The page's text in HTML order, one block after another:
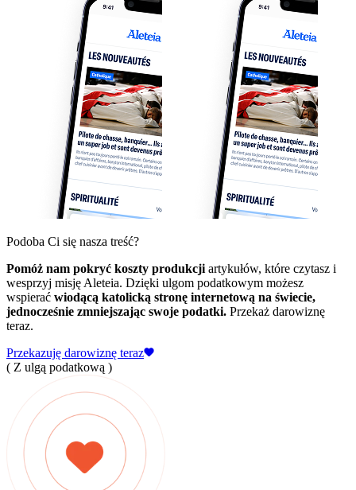
Podoba Ci się nasza treść?
Pomóż nam pokryć koszty produkcji artykułów, które czytasz i
wesprzyj misję Aleteia. Dzięki ulgom podatkowym możesz
wspierać wiodącą katolicką stronę internetową na świecie,
jednocześnie zmniejszając swoje podatki. Przekaż darowiznę
teraz.
Przekazuję darowiznę teraz
( Z ulgą podatkową )